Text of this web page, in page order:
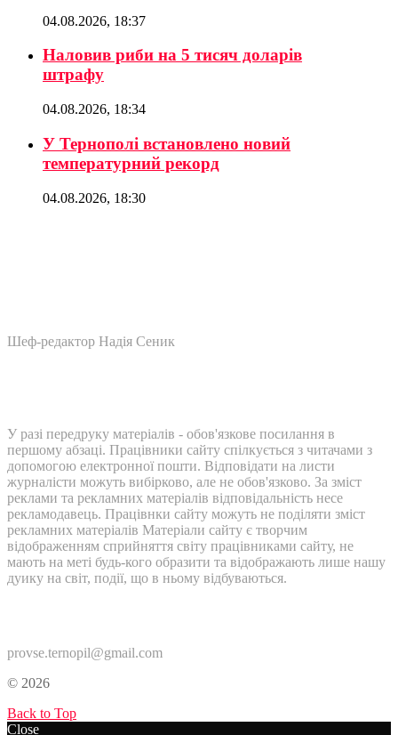
04.08.2026, 18:37
Наловив риби на 5 тисяч доларів
штрафу
04.08.2026, 18:34
У Тернополі встановлено новий
температурний рекорд
04.08.2026, 18:30
Шеф-редактор Надія Сеник
У разі передруку матеріалів - обов'язкове посилання в
першому абзаці. Працівники сайту спілкується з читачами з
допомогою електронної пошти. Відповідати на листи
журналісти можуть вибірково, але не обов'язково. За зміст
реклами та рекламних матеріалів відповідальність несе
рекламодавець. Працівнки сайту можуть не поділяти зміст
рекламних матеріалів Матеріали сайту є творчим
відображенням сприйняття світу працівниками сайту, не
мають на меті будь-кого образити та відображають лише нашу
дуику на світ, події, що в ньому відбуваються.
provse.ternopil@gmail.com
© 2026
Back to Top
Close